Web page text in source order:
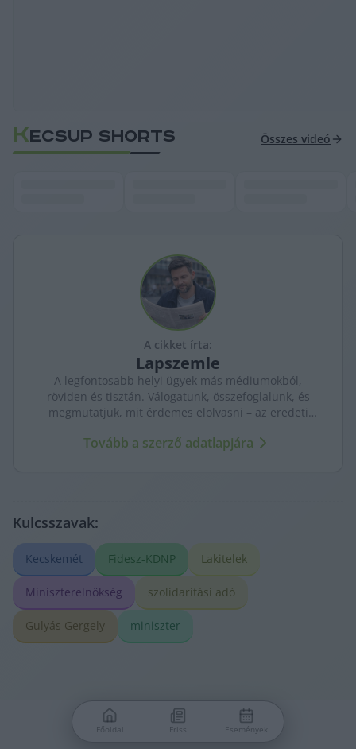
KECSUP SHORTS Összes videó
A cikket írta:
Lapszemle
A legfontosabb helyi ügyek más médiumokból,
röviden és tisztán. Válogatunk, összefoglalunk, és
megmutatjuk, mit érdemes elolvasni – az eredeti
Tovább a szerző adatlapjára
Kulcsszavak:
Kecskemét Fidesz-KDNP Lakitelek
Miniszterelnökség szolidaritási adó
Gulyás Gergely miniszter
Főoldal Friss Események